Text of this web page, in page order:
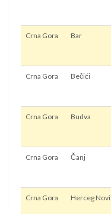
Crna Gora Bar
Crna Gora Bečići
Crna Gora Budva
Crna Gora Čanj
Crna Gora Herceg Novi